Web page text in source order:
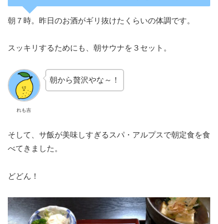
朝７時。昨日のお酒がギリ抜けたくらいの体調です。
スッキリするためにも、朝サウナを３セット。
れも吉
朝から贅沢やな～！
そして、サ飯が美味しすぎるスパ・アルプスで朝定食を食
べてきました。
どどん！